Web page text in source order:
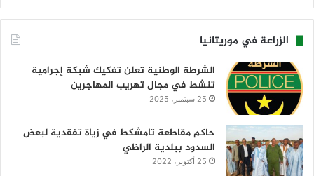
الزراعة في موريتانيا
الشرطة الوطنية تعلن تفكيك شبكة إجرامية
تنشط في مجال تهريب المهاجرين
25 سبتمبر، 2025
حاكم مقاطعة تامشكط في زياة تفقدية لبعض
السدود ببلدية الراظي
25 أكتوبر، 2022